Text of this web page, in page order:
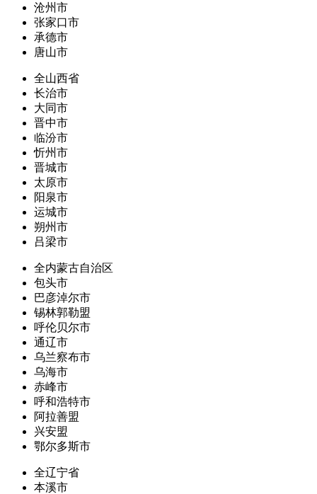
沧州市
张家口市
承德市
唐山市
全山西省
长治市
大同市
晋中市
临汾市
忻州市
晋城市
太原市
阳泉市
运城市
朔州市
吕梁市
全内蒙古自治区
包头市
巴彦淖尔市
锡林郭勒盟
呼伦贝尔市
通辽市
乌兰察布市
乌海市
赤峰市
呼和浩特市
阿拉善盟
兴安盟
鄂尔多斯市
全辽宁省
本溪市